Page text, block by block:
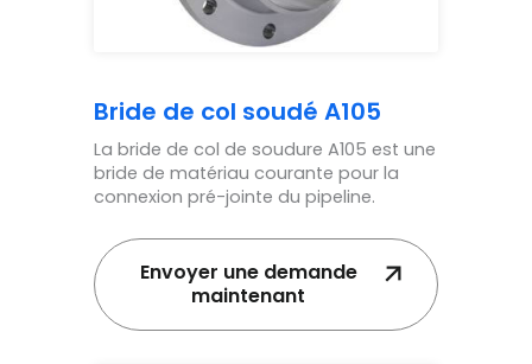
Bride de col soudé A105
La bride de col de soudure A105 est une
bride de matériau courante pour la
connexion pré-jointe du pipeline.
Envoyer une demande
maintenant